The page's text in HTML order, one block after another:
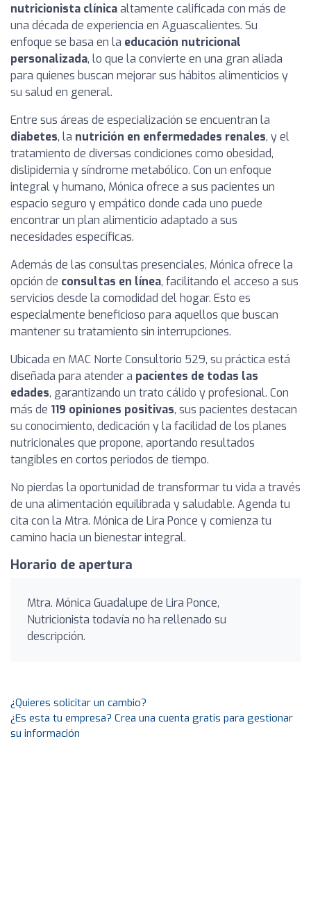
nutricionista clínicaaltamente calificada con más de
una década de experiencia en Aguascalientes. Su
enfoque se basa en la educación nutricional
personalizada, lo que la convierte en una gran aliada
para quienes buscan mejorar sus hábitos alimenticios y
su salud en general.
Entre sus áreas de especialización se encuentran la
diabetes, la nutrición en enfermedades renales, y el
tratamiento de diversas condiciones como obesidad,
dislipidemia y síndrome metabólico. Con un enfoque
integral y humano, Mónica ofrece a sus pacientes un
espacio seguro y empático donde cada uno puede
encontrar un plan alimenticio adaptado a sus
necesidades específicas.
Además de las consultas presenciales, Mónica ofrece la
opción de consultas en línea, facilitando el acceso a sus
servicios desde la comodidad del hogar. Esto es
especialmente beneficioso para aquellos que buscan
mantener su tratamiento sin interrupciones.
Ubicada en MAC Norte Consultorio 529, su práctica está
diseñada para atender a pacientes de todas las
edades, garantizando un trato cálido y profesional. Con
más de 119 opiniones positivas, sus pacientes destacan
su conocimiento, dedicación y la facilidad de los planes
nutricionales que propone, aportando resultados
tangibles en cortos periodos de tiempo.
No pierdas la oportunidad de transformar tu vida a través
de una alimentación equilibrada y saludable. Agenda tu
cita con la Mtra. Mónica de Lira Ponce y comienza tu
camino hacia un bienestar integral.
Horario de apertura
Mtra. Mónica Guadalupe de Lira Ponce,
Nutricionista todavía no ha rellenado su
descripción.
¿Quieres solicitar un cambio?
¿Es esta tu empresa? Crea una cuenta gratis para gestionar
su información